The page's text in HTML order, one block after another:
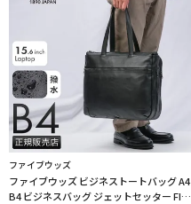
ファイブウッズ
ファイブウッズ ビジネストートバッグ A4
B4 ビジネスバッグ ジェットセッター FIVE